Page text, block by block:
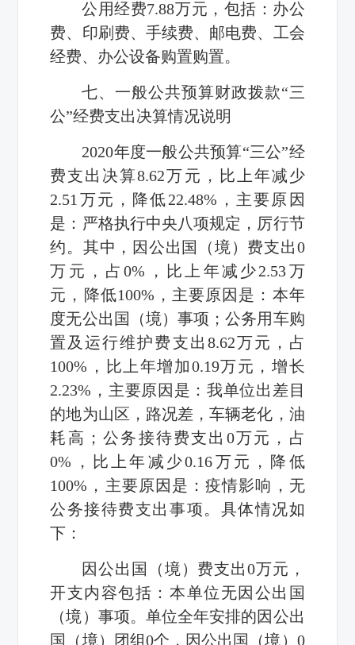
公用经费7.88万元，包括：办公
费、印刷费、手续费、邮电费、工会
经费、办公设备购置购置。
七、一般公共预算财政拨款“三
公”经费支出决算情况说明
2020年度一般公共预算“三公”经
费支出决算8.62万元，比上年减少
2.51万元，降低22.48%，主要原因
是：严格执行中央八项规定，厉行节
约。其中，因公出国（境）费支出0
万元，占0%，比上年减少2.53万
元，降低100%，主要原因是：本年
度无公出国（境）事项；公务用车购
置及运行维护费支出8.62万元，占
100%，比上年增加0.19万元，增长
2.23%，主要原因是：我单位出差目
的地为山区，路况差，车辆老化，油
耗高；公务接待费支出0万元，占
0%，比上年减少0.16万元，降低
100%，主要原因是：疫情影响，无
公务接待费支出事项。具体情况如
下：
因公出国（境）费支出0万元，
开支内容包括：本单位无因公出国
（境）事项。单位全年安排的因公出
国（境）团组0个，因公出国（境）0